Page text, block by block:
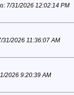
7/31/2026 12:02:14 PM
31/2026 11:36:07 AM
2026 9:20:39 AM